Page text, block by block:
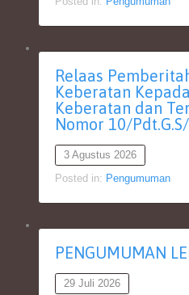
Relaas
Keberatan
Keberatan dan
Nomor 10/
3 Agustus 2026
Posted in: Pengumuman
PENGUMUMAN
29 Juli 2026